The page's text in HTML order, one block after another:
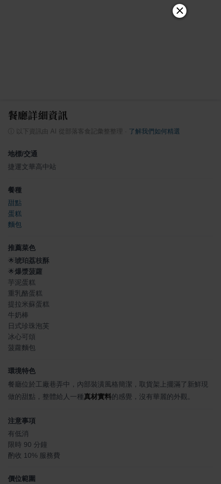
餐廳詳細資訊
ⓘ 以下資訊由 AI 從部落客食記彙整整理 了解我們如何精選
地標/交通
捷運文華高中站
餐種
甜點
蛋糕
麵包
推薦菜色
🌟琥珀荔枝酥
🌟爆漿菠蘿
芋泥蛋糕
重乳酪蛋糕
提拉米蘇蛋糕
牛奶棒
日式珍珠泡芙
冰心可頌
菠蘿麵包
環境特色
餐廳位於工廠巷弄中，內部裝潢風格簡潔，取貨架上擺滿了新鮮現
做的甜點，整體給人一種真材實料的感覺，沒有華麗的外觀。
注意事項
有低消
限時 90 分鐘
酌收 10% 服務費
價位範圍